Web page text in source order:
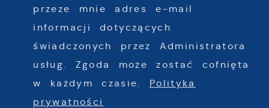
przeze mnie adres e-mail
informacji dotyczących
świadczonych przez Administratora
usług. Zgoda może zostać cofnięta
w każdym czasie. Polityka
prywatności